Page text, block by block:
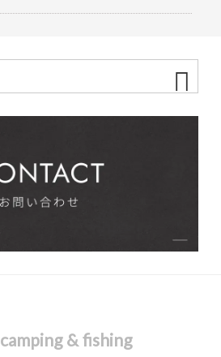
camping & fishing